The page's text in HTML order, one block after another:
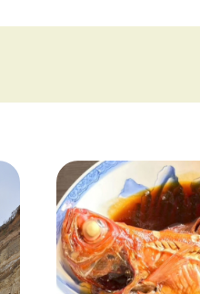
北総
小江戸佐原 / 佐倉ふるさと
九十九里